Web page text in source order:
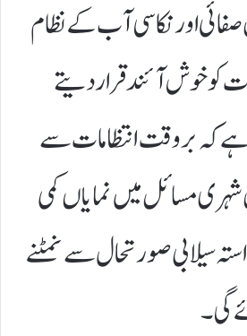
اور نکاسی آب کے نظام
کو خوش آئند قرار دیتے
کہ بروقت انتظامات سے
مسائل میں نمایاں کمی
سیلابی صورتحال سے نمٹنے
گی ۔